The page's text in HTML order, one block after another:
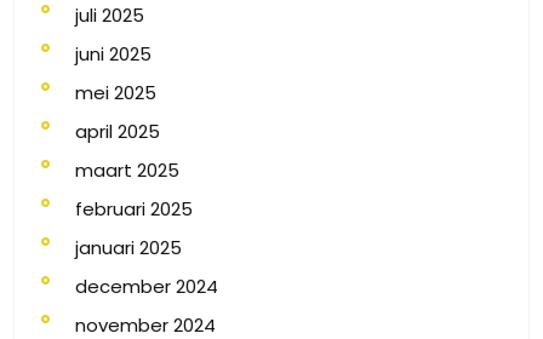
juli 2025
juni 2025
mei 2025
april 2025
maart 2025
februari 2025
januari 2025
december 2024
november 2024